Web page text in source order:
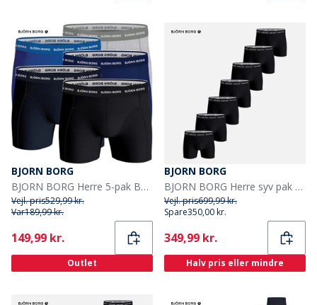
BJORN BORG
BJORN BORG Herre 5-pak Boxers Multipak 9
Vejl. pris529,99 kr.
Var189,99 kr.
Current
149,99 kr.
Outlet
BJORN BORG
BJORN BORG Herre syv pak bomuld stretch underbukser Multipak 1
Vejl. pris699,99 kr.
Spare350,00 kr.
Current
349,99 kr.
Halv pris eller mindre